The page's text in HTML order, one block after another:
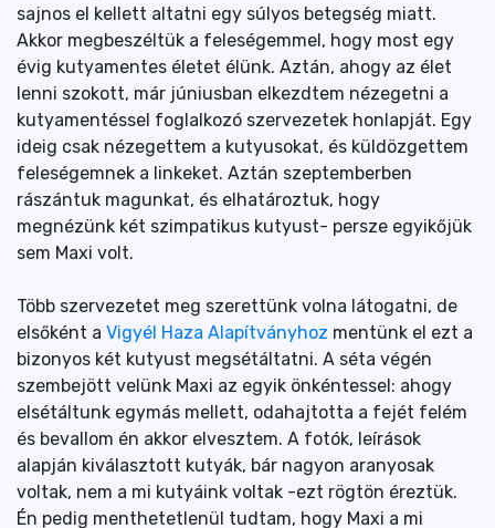
sajnos el kellett altatni egy súlyos betegség miatt.
Akkor megbeszéltük a feleségemmel, hogy most egy
évig kutyamentes életet élünk. Aztán, ahogy az élet
lenni szokott, már júniusban elkezdtem nézegetni a
kutyamentéssel foglalkozó szervezetek honlapját. Egy
ideig csak nézegettem a kutyusokat, és küldözgettem
feleségemnek a linkeket. Aztán szeptemberben
rászántuk magunkat, és elhatároztuk, hogy
megnézünk két szimpatikus kutyust- persze egyikőjük
sem Maxi volt.
Több szervezetet meg szerettünk volna látogatni, de
elsőként a Vigyél Haza Alapítványhoz mentünk el ezt a
bizonyos két kutyust megsétáltatni. A séta végén
szembejött velünk Maxi az egyik önkéntessel: ahogy
elsétáltunk egymás mellett, odahajtotta a fejét felém
és bevallom én akkor elvesztem. A fotók, leírások
alapján kiválasztott kutyák, bár nagyon aranyosak
voltak, nem a mi kutyáink voltak -ezt rögtön éreztük.
Én pedig menthetetlenül tudtam, hogy Maxi a mi